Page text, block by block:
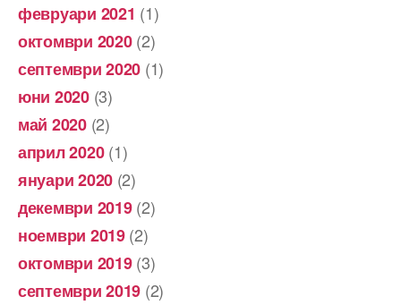
февруари 2021 (1)
октомври 2020(2)
септември 2020 (1)
юни 2020(3)
май 2020(2)
април 2020(1)
януари 2020 (2)
декември 2019(2)
ноември 2019(2)
октомври 2019(3)
септември 2019 (2)